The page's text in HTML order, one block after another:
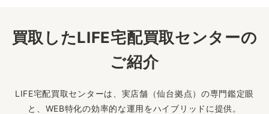
買取したLIFE宅配買取センターの
ご紹介
LIFE宅配買取センターは、実店舗（仙台拠点）の専門鑑定眼
と、WEB特化の効率的な運用をハイブリッドに提供。